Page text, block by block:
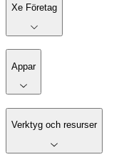
Xe Företag
Appar
Verktyg och resurser